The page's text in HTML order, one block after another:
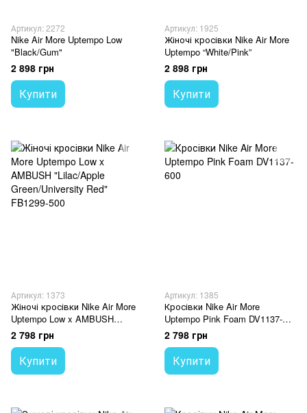
Артикул: 2272
Nike Air More Uptempo Low
"Black/Gum"
2 898 грн
Купити
Артикул: 1925
Жіночі кросівки Nike Air More
Uptempo “White/Pink”
2 898 грн
Купити
Артикул: 1373
Жіночі кросівки Nike Air More
Uptempo Low x AMBUSH
"Lilac/Apple Green/University
Red" FB1299-500
2 798 грн
Купити
Артикул: 1385
Кросівки Nike Air More
Uptempo Pink Foam DV1137-
600
2 798 грн
Купити